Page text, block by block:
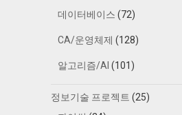
데이터베이스 (72)
CA/운영체제 (128)
알고리즘/AI (101)
정보기술 프로젝트 (25)